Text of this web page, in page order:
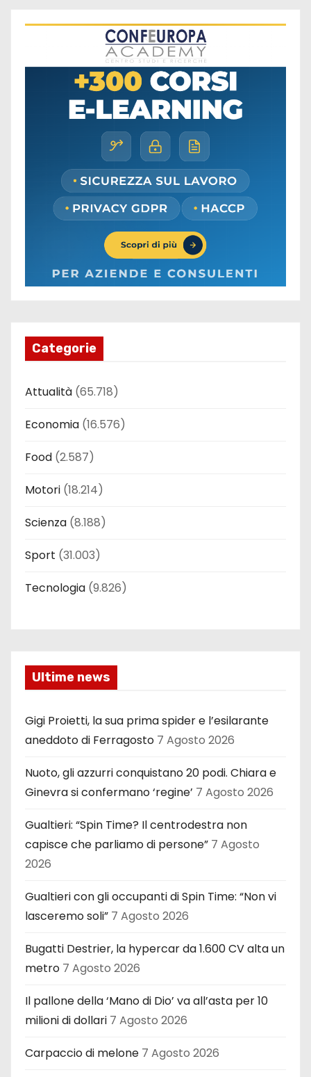
Categorie
Attualità (65.718)
Economia (16.576)
Food (2.587)
Motori (18.214)
Scienza (8.188)
Sport (31.003)
Tecnologia (9.826)
Ultime news
Gigi Proietti, la sua prima spider e l’esilarante
aneddoto di Ferragosto 7 Agosto 2026
Nuoto, gli azzurri conquistano 20 podi. Chiara e
Ginevra si confermano ‘regine’ 7 Agosto 2026
Gualtieri: “Spin Time? Il centrodestra non
capisce che parliamo di persone” 7 Agosto
2026
Gualtieri con gli occupanti di Spin Time: “Non vi
lasceremo soli” 7 Agosto 2026
Bugatti Destrier, la hypercar da 1.600 CV alta un
metro 7 Agosto 2026
Il pallone della ‘Mano di Dio’ va all’asta per 10
milioni di dollari 7 Agosto 2026
Carpaccio di melone 7 Agosto 2026